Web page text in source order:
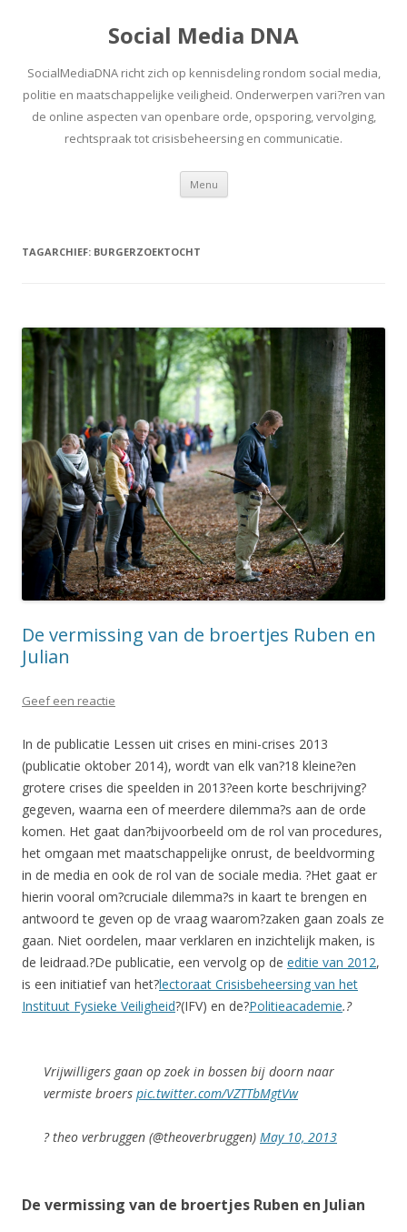
Social Media DNA
SocialMediaDNA richt zich op kennisdeling rondom social media,
politie en maatschappelijke veiligheid. Onderwerpen vari?ren van
de online aspecten van openbare orde, opsporing, vervolging,
rechtspraak tot crisisbeheersing en communicatie.
Menu Spring
inhoud
TAGARCHIEF: BURGERZOEKTOCHT
De vermissing van de broertjes Ruben en
Julian
Geef een reactie
In de publicatie Lessen uit crises en mini-crises 2013
(publicatie oktober 2014), wordt van elk van?18 kleine?en
grotere crises die speelden in 2013?een korte beschrijving?
gegeven, waarna een of meerdere dilemma?s aan de orde
komen. Het gaat dan?bijvoorbeeld om de rol van procedures,
het omgaan met maatschappelijke onrust, de beeldvorming
in de media en ook de rol van de sociale media. ?Het gaat er
hierin vooral om?cruciale dilemma?s in kaart te brengen en
antwoord te geven op de vraag waarom?zaken gaan zoals ze
gaan. Niet oordelen, maar verklaren en inzichtelijk maken, is
de leidraad.?De publicatie, een vervolg op de editie van 2012,
is een initiatief van het?lectoraat Crisisbeheersing van het
Instituut Fysieke Veiligheid?(IFV) en de?Politieacademie.?
Vrijwilligers gaan op zoek in bossen bij doorn naar
vermiste broers pic.twitter.com/VZTTbMgtVw
? theo verbruggen (@theoverbruggen) May 10, 2013
De vermissing van de broertjes Ruben en Julian